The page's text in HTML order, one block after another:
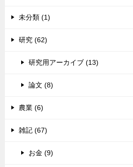
未分類 (1)
研究 (62)
研究用アーカイブ (13)
論文 (8)
農業 (6)
雑記 (67)
お金 (9)